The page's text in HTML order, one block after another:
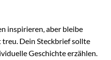
inspirieren, aber bleibe
Dein Steckbrief sollte
Geschichte erzählen.